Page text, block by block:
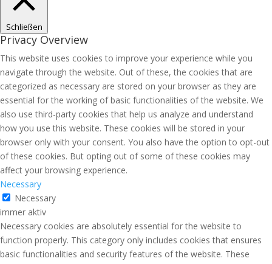
Schließen
Privacy Overview
This website uses cookies to improve your experience while you
navigate through the website. Out of these, the cookies that are
categorized as necessary are stored on your browser as they are
essential for the working of basic functionalities of the website. We
also use third-party cookies that help us analyze and understand
how you use this website. These cookies will be stored in your
browser only with your consent. You also have the option to opt-out
of these cookies. But opting out of some of these cookies may
affect your browsing experience.
Necessary
Necessary
immer aktiv
Necessary cookies are absolutely essential for the website to
function properly. This category only includes cookies that ensures
basic functionalities and security features of the website. These